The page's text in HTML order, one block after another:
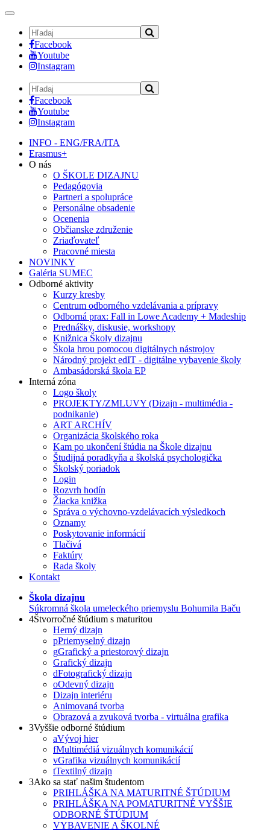
Toggle
navigation
Facebook
Youtube
Instagram
Facebook
Youtube
Instagram
INFO - ENG/FRA/ITA
Erasmus+
O nás
O ŠKOLE DIZAJNU
Pedagógovia
Partneri a spolupráce
Personálne obsadenie
Ocenenia
Občianske združenie
Zriaďovateľ
Pracovné miesta
NOVINKY
Galéria SUMEC
Odborné aktivity
Kurzy kresby
Centrum odborného vzdelávania a prípravy
Odborná prax: Fall in Lowe Academy + Madeship
Prednášky, diskusie, workshopy
Knižnica Školy dizajnu
Škola hrou pomocou digitálnych nástrojov
Národný projekt edIT - digitálne vybavenie školy
Ambasádorská škola EP
Interná zóna
Logo školy
PROJEKTY/ZMLUVY (Dizajn - multimédia -
podnikanie)
ART ARCHÍV
Organizácia školského roka
Kam po ukončení štúdia na Škole dizajnu
Študijná poradkyňa a školská psychologička
Školský poriadok
Login
Rozvrh hodín
Žiacka knižka
Správa o výchovno-vzdelávacích výsledkoch
Oznamy
Poskytovanie informácií
Tlačivá
Faktúry
Rada školy
Kontakt
Škola dizajnu
Súkromná škola umeleckého priemyslu Bohumila Baču
4Štvorročné štúdium s maturitou
Herný dizajn
pPriemyselný dizajn
gGrafický a priestorový dizajn
Grafický dizajn
dFotografický dizajn
oOdevný dizajn
Dizajn interiéru
Animovaná tvorba
Obrazová a zvuková tvorba - virtuálna grafika
3Vyššie odborné štúdium
aVývoj hier
fMultimédiá vizuálnych komunikácií
vGrafika vizuálnych komunikácií
tTextilný dizajn
3Ako sa stať našim študentom
PRIHLÁŠKA NA MATURITNÉ ŠTÚDIUM
PRIHLÁŠKA NA POMATURITNÉ VYŠŠIE
ODBORNÉ ŠTÚDIUM
VYBAVENIE A ŠKOLNÉ